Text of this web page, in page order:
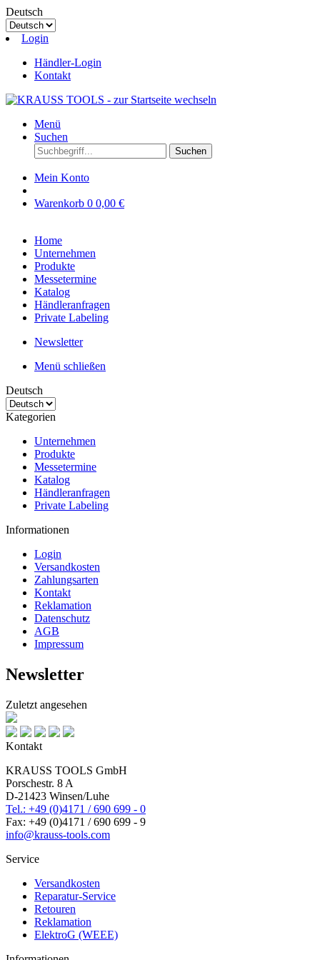
Deutsch
Login
Händler-Login
Kontakt
Menü
Suchen
Suchen
Mein Konto
Warenkorb 0 0,00 €
Home
Unternehmen
Produkte
Messetermine
Katalog
Händleranfragen
Private Labeling
Newsletter
Menü schließen
Deutsch
Kategorien
Unternehmen
Produkte
Messetermine
Katalog
Händleranfragen
Private Labeling
Informationen
Login
Versandkosten
Zahlungsarten
Kontakt
Reklamation
Datenschutz
AGB
Impressum
Newsletter
Zuletzt angesehen
Kontakt
KRAUSS TOOLS GmbH
Porschestr. 8 A
D-21423 Winsen/Luhe
Tel.: +49 (0)4171 / 690 699 - 0
Fax: +49 (0)4171 / 690 699 - 9
info@krauss-tools.com
Service
Versandkosten
Reparatur-Service
Retouren
Reklamation
ElektroG (WEEE)